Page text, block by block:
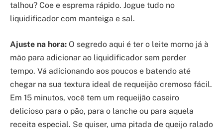
talhou? Coe e esprema rápido. Jogue tudo no
liquidificador com manteiga e sal.
Ajuste na hora: O segredo aqui é ter o leite morno já à
mão para adicionar ao liquidificador sem perder
tempo. Vá adicionando aos poucos e batendo até
chegar na sua textura ideal de requeijão cremoso fácil.
Em 15 minutos, você tem um requeijão caseiro
delicioso para o pão, para o lanche ou para aquela
receita especial. Se quiser, uma pitada de queijo ralado